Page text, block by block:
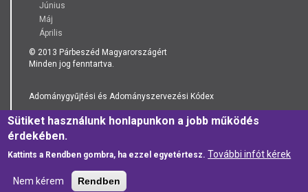
Június
Máj
Április
© 2013 Párbeszéd Magyarországért
Minden jog fenntartva.
Adománygyűjtési és Adományszervezési Kódex
Sütiket használunk honlapunkon a jobb működés
érdekében.
Kattints a Rendben gombra, ha ezzel egyetértesz. További infót kérek
Nem kérem Rendben